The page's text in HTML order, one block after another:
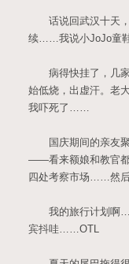
话说回武汉十天，
续……我说小JoJo童
病得快挂了，几家
始低烧，出虚汗。老
我吓死了……
国庆期间的亲友聚
——看来额娘和教官
四处考察市场……
我的旅行计划啊
宾抖哇……OTL